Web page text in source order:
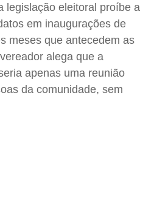
legislação eleitoral proíbe a
em inaugurações de
meses que antecedem as
alega que a
apenas uma reunião
da comunidade, sem